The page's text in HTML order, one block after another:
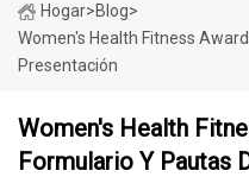
Hogar>Blog>
Women's Health Fitness
Presentación
Women's Health
Formulario Y Pautas